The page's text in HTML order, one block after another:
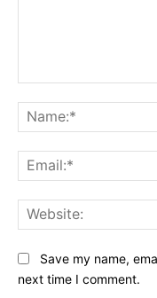
Save my name,
next time I comment.